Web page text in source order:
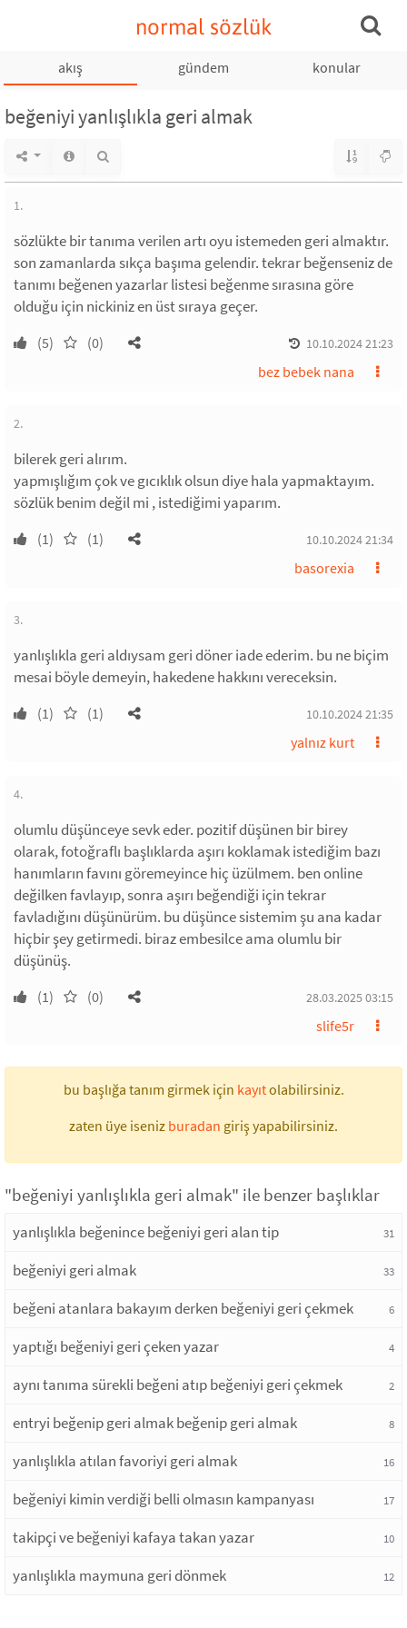
normal sözlük
akış gündem konular
beğeniyi yanlışlıkla geri almak
1.
sözlükte bir tanıma verilen artı oyu istemeden geri almaktır.
son zamanlarda sıkça başıma gelendir. tekrar beğenseniz de
tanımı beğenen yazarlar listesi beğenme sırasına göre
olduğu için nickiniz en üst sıraya geçer.
(5) (0) 10.10.2024 21:23
bez bebek nana
2.
bilerek geri alırım.
yapmışlığım çok ve gıcıklık olsun diye hala yapmaktayım.
sözlük benim değil mi , istediğimi yaparım.
(1) (1) 10.10.2024 21:34
basorexia
3.
yanlışlıkla geri aldıysam geri döner iade ederim. bu ne biçim
mesai böyle demeyin, hakedene hakkını vereceksin.
(1) (1) 10.10.2024 21:35
yalnız kurt
4.
olumlu düşünceye sevk eder. pozitif düşünen bir birey
olarak, fotoğraflı başlıklarda aşırı koklamak istediğim bazı
hanımların favını göremeyince hiç üzülmem. ben online
değilken favlayıp, sonra aşırı beğendiği için tekrar
favladığını düşünürüm. bu düşünce sistemim şu ana kadar
hiçbir şey getirmedi. biraz embesilce ama olumlu bir
düşünüş.
(1) (0) 28.03.2025 03:15
slife5r
bu başlığa tanım girmek için kayıtolabilirsiniz.
zaten üye iseniz buradan giriş yapabilirsiniz.
"beğeniyi yanlışlıkla geri almak" ile benzer başlıklar
yanlışlıkla beğenince beğeniyi geri alan tip 31
beğeniyi geri almak 33
beğeni atanlara bakayım derken beğeniyi geri çekmek 6
yaptığı beğeniyi geri çeken yazar 4
aynı tanıma sürekli beğeni atıp beğeniyi geri çekmek 2
entryi beğenip geri almak beğenip geri almak 8
yanlışlıkla atılan favoriyi geri almak 16
beğeniyi kimin verdiği belli olmasın kampanyası 17
takipçi ve beğeniyi kafaya takan yazar 10
yanlışlıkla maymuna geri dönmek 12